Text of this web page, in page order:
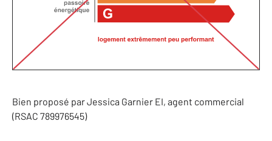
Bien proposé parJessica Garnier EI, agent commercial
(RSAC 789976545)